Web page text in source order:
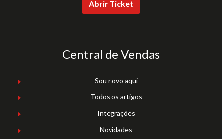
Abrir Ticket
Central de Vendas
Sou novo aqui
Todos os artigos
Integrações
Novidades